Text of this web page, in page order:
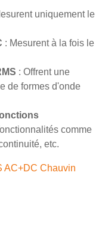
uniquement le
: Mesurent à la fois le
: Offrent une
de formes d'onde
comme
etc.
AC+DC Chauvin